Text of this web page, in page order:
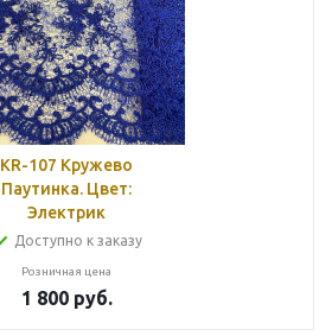
KR-107 Кружево
Паутинка. Цвет:
Электрик
Доступно к заказу
Розничная цена
1 800руб.